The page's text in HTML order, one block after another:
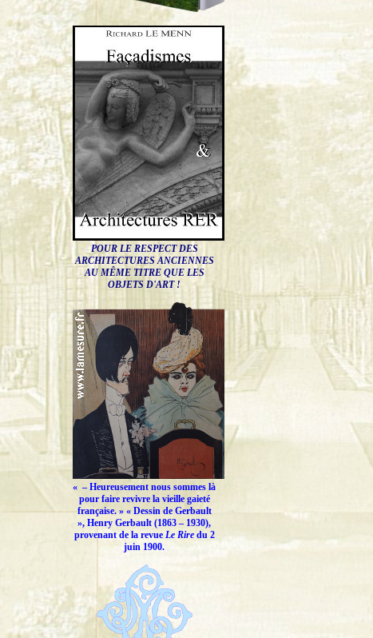
POUR LE RESPECT DES
ARCHITECTURES ANCIENNES
AU MÊME TITRE QUE LES
OBJETS D'ART !
« – Heureusement nous sommes là
pour faire revivre la vieille gaieté
française.» « Dessin de Gerbault
», Henry Gerbault (1863 – 1930),
provenant de la revue Le Riredu 2
juin 1900.